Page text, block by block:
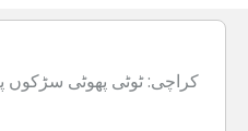
کراچی: ٹوٹی پھوٹی سڑکوں